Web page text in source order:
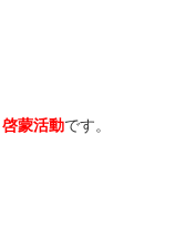
啓蒙活動です。